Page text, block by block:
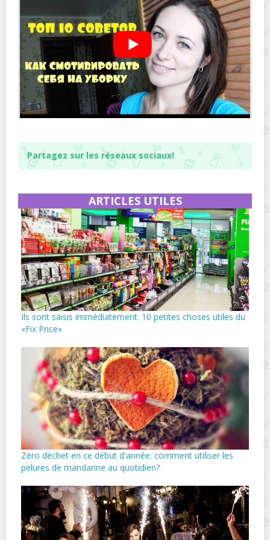
Partagez sur les réseaux sociaux!
ARTICLES UTILES
Ils sont saisis immédiatement: 10 petites choses utiles du
«Fix Price»
Zéro déchet en ce début d'année: comment utiliser les
pelures de mandarine au quotidien?